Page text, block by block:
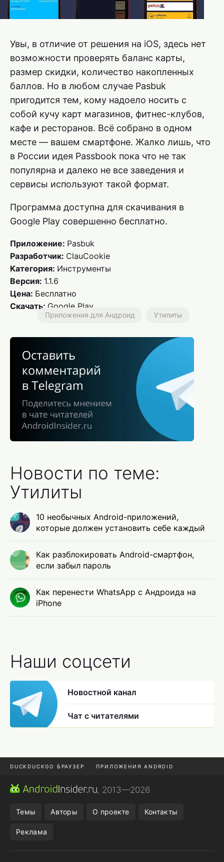
Увы, в отличие от решения на iOS, здесь нет
возможности проверять баланс карты,
размер скидки, количество накопленных
баллов. Но в любом случае Pasbuk
пригодится тем, кому надоело носить с
собой кучу карт магазинов, фитнес-клубов,
кафе и ресторанов. Всё собрано в одном
месте — вашем смартфоне. Жалко лишь, что
в России идея Passbook пока что не так
популярна и далеко не все заведения и
сервисы используют такой формат.
Программа доступна для скачивания в
Google Play совершенно бесплатно.
Приложение: Pasbuk
Разработчик: ClauCookie
Категория: Инструменты
Версия: 1.1.6
Цена: Бесплатно
Скачать: Google Play
Приложения для Андроид Утилиты
Новости по теме:
Утилиты
10 необычных Android-приложений,
которые должен установить себе каждый
Как разблокировать Android-смартфон,
если забыл пароль
Как перенести WhatsApp с Андроида на
iPhone
Наши соцсети
Новостной канал
Чат с читателями
DUCKDUCKGO БРАУЗЕР ПРИЛОЖЕНИЯ ANDROID
CHROME БРАУЗЕР
, 2013—2026
Темы Авторы О проекте Контакты
Реклама